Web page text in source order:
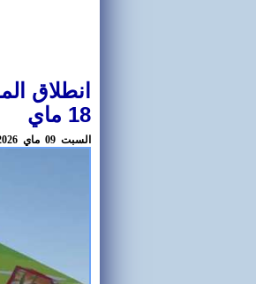
18 ماي
السبت 09 ماي 2026 20:50:58